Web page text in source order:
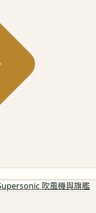
吹風機與旗艦